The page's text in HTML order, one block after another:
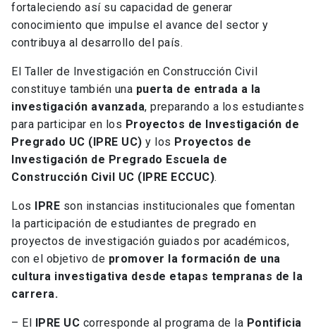
fortaleciendo así su capacidad de generar
conocimiento que impulse el avance del sector y
contribuya al desarrollo del país.
El Taller de Investigación en Construcción Civil
constituye también una puerta de entrada a la
investigación avanzada, preparando a los estudiantes
para participar en los Proyectos de Investigación de
Pregrado UC (IPRE UC) y los Proyectos de
Investigación de Pregrado Escuela de
Construcción Civil UC (IPRE ECCUC).
Los IPRE son instancias institucionales que fomentan
la participación de estudiantes de pregrado en
proyectos de investigación guiados por académicos,
con el objetivo de promover la formación de una
cultura investigativa desde etapas tempranas de la
carrera.
– El IPRE UC corresponde al programa de la Pontificia